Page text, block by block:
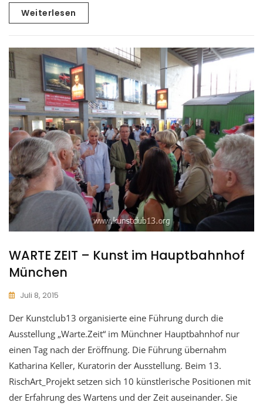
Weiterlesen
WARTE ZEIT – Kunst im Hauptbahnhof
München
Juli 8, 2015
Der Kunstclub13 organisierte eine Führung durch die
Ausstellung „Warte.Zeit“ im Münchner Hauptbahnhof nur
einen Tag nach der Eröffnung. Die Führung übernahm
Katharina Keller, Kuratorin der Ausstellung. Beim 13.
RischArt_Projekt setzen sich 10 künstlerische Positionen mit
der Erfahrung des Wartens und der Zeit auseinander. Sie